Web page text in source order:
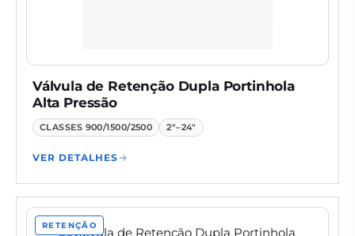
Válvula de Retenção Dupla Portinhola
Alta Pressão
CLASSES 900/1500/2500 2"–24"
VER DETALHES
RETENÇÃO